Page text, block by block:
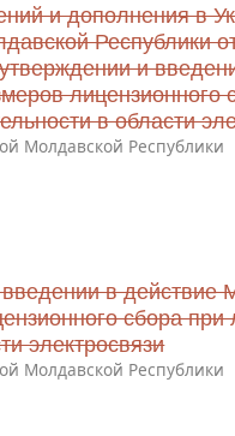
и дополнения в
Республики
и
лицензионного
в области
Молдавской Республики
в действие
сбора
электросвязи
Молдавской Республики